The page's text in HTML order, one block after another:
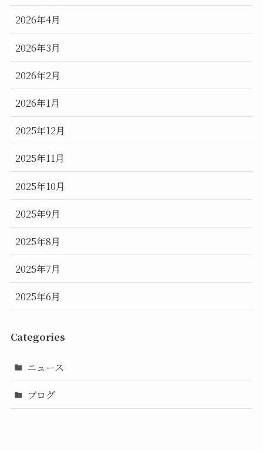
2026年4月
2026年3月
2026年2月
2026年1月
2025年12月
2025年11月
2025年10月
2025年9月
2025年8月
2025年7月
2025年6月
Categories
ニュース
ブログ